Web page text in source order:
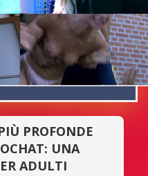
PROFONDE
UNA
ADULTI